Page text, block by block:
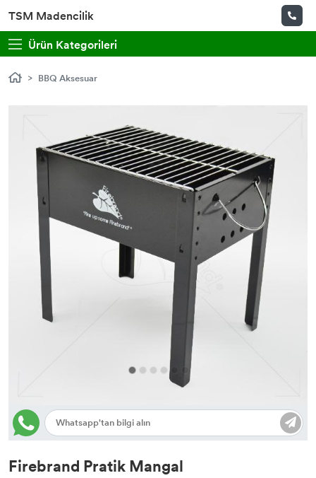
TSM Madencilik
Ürün Kategorileri
BBQ Aksesuar
Firebrand Pratik Mangal